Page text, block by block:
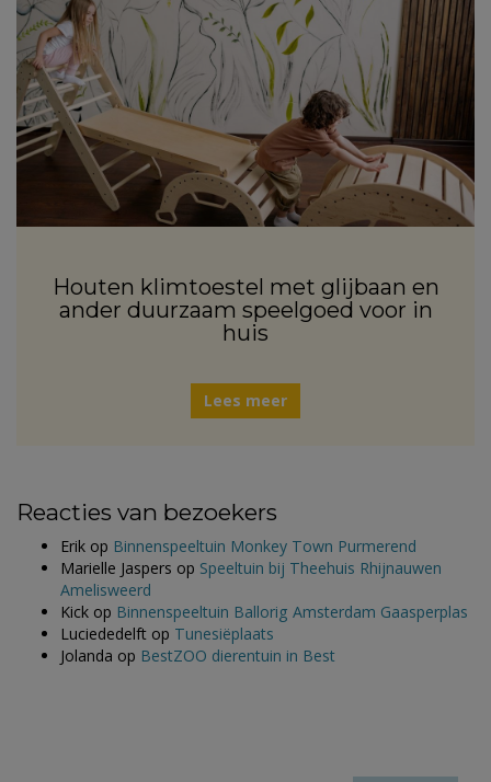
Houten klimtoestel met glijbaan en
ander duurzaam speelgoed voor in
huis
Lees meer
Reacties van bezoekers
Erik op Binnenspeeltuin Monkey Town Purmerend
Marielle Jaspers op Speeltuin bij Theehuis Rhijnauwen
Amelisweerd
Kick op Binnenspeeltuin Ballorig Amsterdam Gaasperplas
Luciededelft op Tunesiëplaats
Jolanda op BestZOO dierentuin in Best